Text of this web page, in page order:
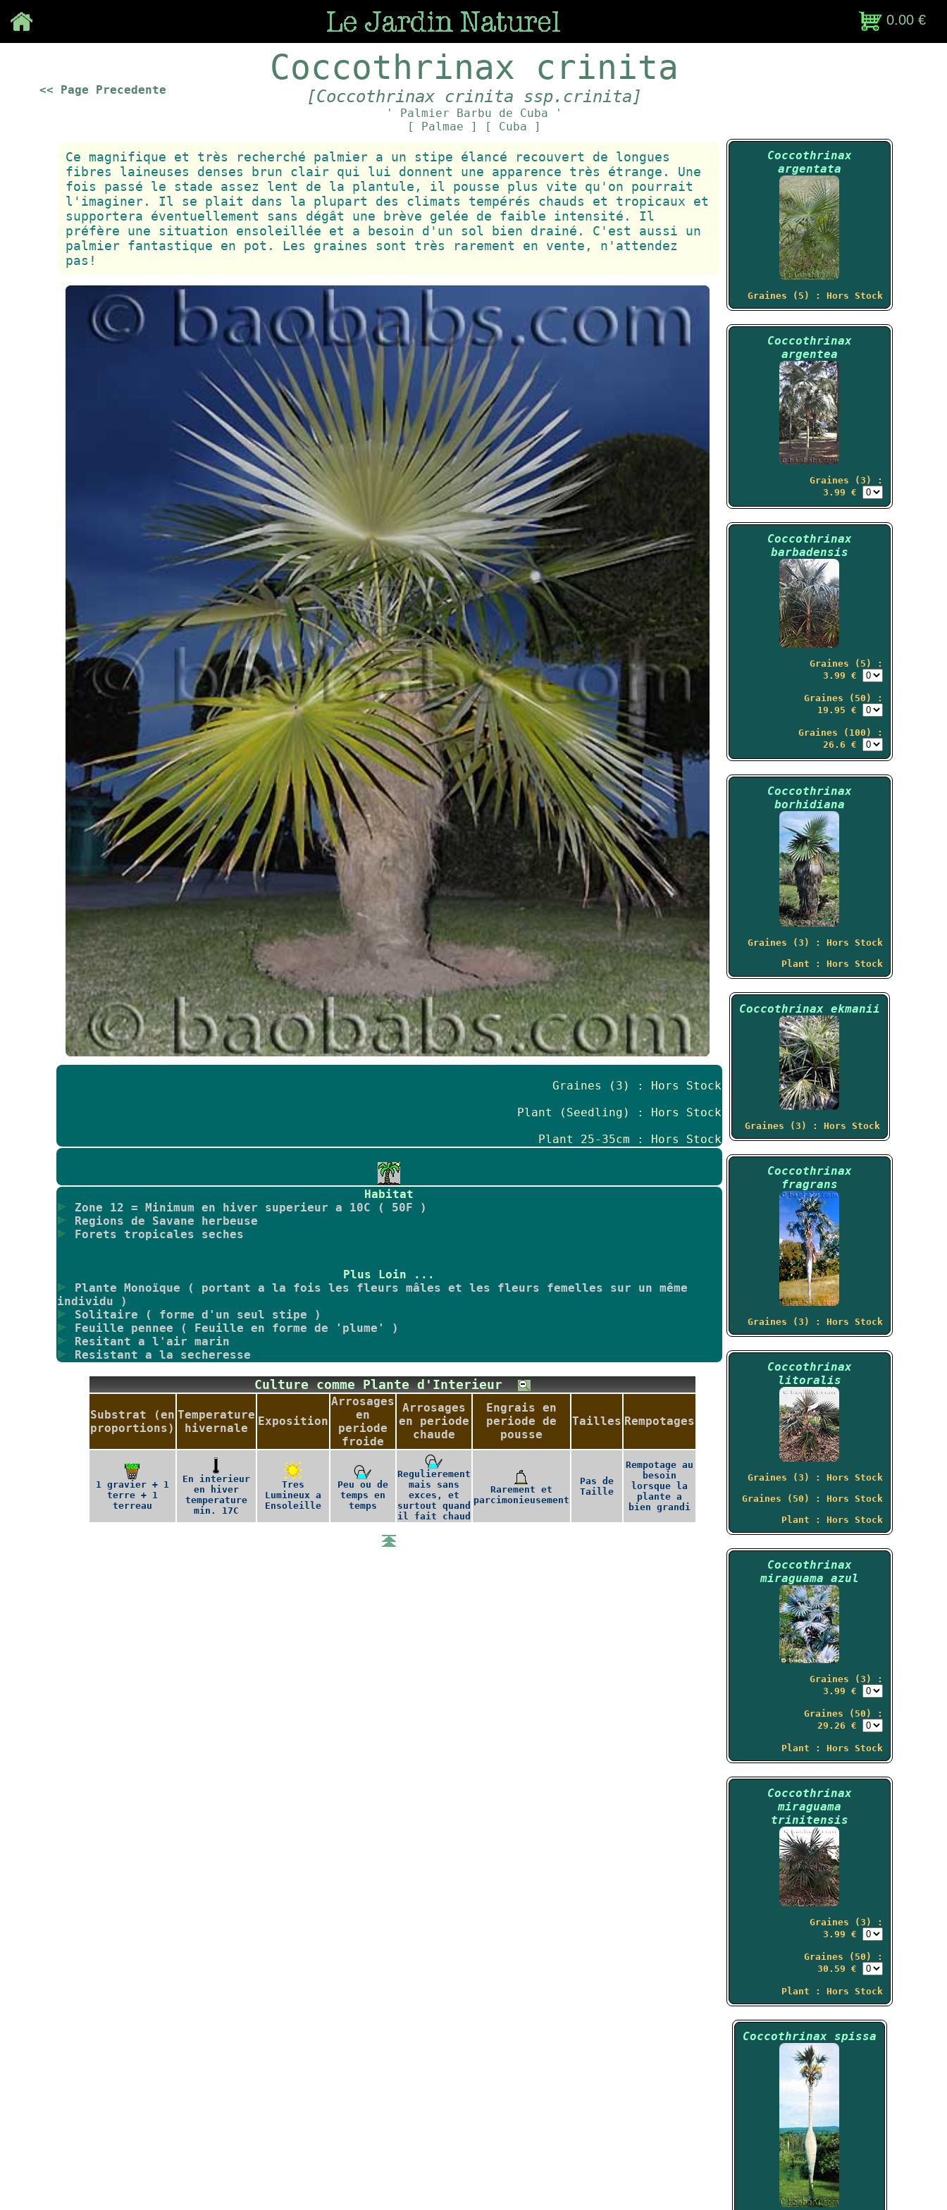
0.00 €
<< Page Precedente
Coccothrinax crinita
[Coccothrinax crinita ssp.crinita]
' Palmier Barbu de Cuba '
[ Palmae ]
[ Cuba ]
Ce magnifique et très recherché palmier a un stipe élancé recouvert de longues
fibres laineuses denses brun clair qui lui donnent une apparence très étrange. Une
fois passé le stade assez lent de la plantule, il pousse plus vite qu'on pourrait
l'imaginer. Il se plait dans la plupart des climats tempérés chauds et tropicaux et
supportera éventuellement sans dégât une brève gelée de faible intensité. Il
préfère une situation ensoleillée et a besoin d'un sol bien drainé. C'est aussi un
palmier fantastique en pot. Les graines sont très rarement en vente, n'attendez
pas!
Graines (3) : Hors Stock
Plant (Seedling) : Hors Stock
Plant 25-35cm : Hors Stock
Habitat
Zone 12 = Minimum en hiver superieur a 10C ( 50F )
Regions de Savane herbeuse
Forets tropicales seches
Plus Loin ...
Plante Monoïque ( portant a la fois les fleurs mâles et les fleurs femelles sur un même
individu )
Solitaire ( forme d'un seul stipe )
Feuille pennee ( Feuille en forme de 'plume' )
Resitant a l'air marin
Resistant a la secheresse
Culture comme Plante d'Interieur
Substrat (en
proportions)
Temperature
hivernale
Exposition
Arrosages
en
periode
froide
Arrosages
en periode
chaude
Engrais en
periode de
pousse
Tailles Rempotages
1 gravier + 1
terre + 1
terreau
En interieur
en hiver
temperature
min. 17C
Tres
Lumineux a
Ensoleille
Peu ou de
temps en
temps
Regulierement
mais sans
exces, et
surtout quand
il fait chaud
Rarement et
parcimonieusement
Pas de
Taille
Rempotage au
besoin
lorsque la
plante a
bien grandi
Coccothrinax
argentata
Graines (5) : Hors Stock
Coccothrinax
argentea
Graines (3) :
3.99 €
Coccothrinax
barbadensis
Graines (5) :
3.99 €
Graines (50) :
19.95 €
Graines (100) :
26.6 €
Coccothrinax
borhidiana
Graines (3) : Hors Stock
Plant : Hors Stock
Coccothrinax ekmanii
Graines (3) : Hors Stock
Coccothrinax
fragrans
Graines (3) : Hors Stock
Coccothrinax
litoralis
Graines (3) : Hors Stock
Graines (50) : Hors Stock
Plant : Hors Stock
Coccothrinax
miraguama azul
Graines (3) :
3.99 €
Graines (50) :
29.26 €
Plant : Hors Stock
Coccothrinax
miraguama
trinitensis
Graines (3) :
3.99 €
Graines (50) :
30.59 €
Plant : Hors Stock
Coccothrinax spissa